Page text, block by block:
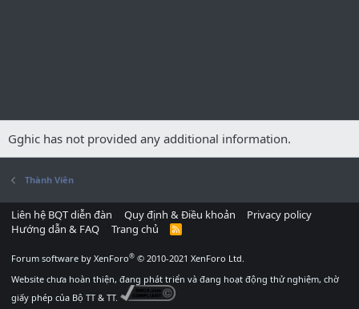
Gghic has not provided any additional information.
Thành Viên
Liên hệ BQT diễn đàn Quy định & Điều khoản
Privacy policy
Hướng dẫn & FAQ
Trang chủ
R
Forum software by XenForo® © 2010-2021 XenForo Ltd.
Website chưa hoàn thiện, đang phát triển và đang hoạt động thử nghiệm, chờ
giấy phép của Bộ TT & TT.